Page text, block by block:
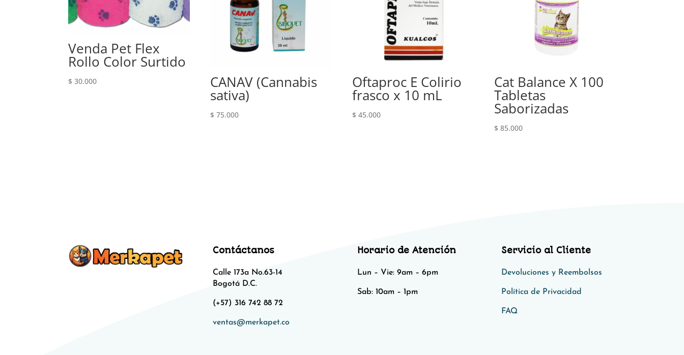
Venda Pet Flex
Rollo Color Surtido
$ 30.000 CANAV (Cannabis
sativa)
$ 75.000
Oftaproc E Colirio
frasco x 10 mL
$ 45.000
Cat Balance X 100
Tabletas
Saborizadas
$ 85.000
Contáctanos
Calle 173a No.63-14
Bogotá D.C.
(+57) 316 742 88 72
ventas@merkapet.co
Horario de Atención
Lun – Vie: 9am – 6pm
Sab: 10am – 1pm​​
Servicio al Cliente
Devoluciones y Reembolsos
Política de Privacidad​​
FAQ